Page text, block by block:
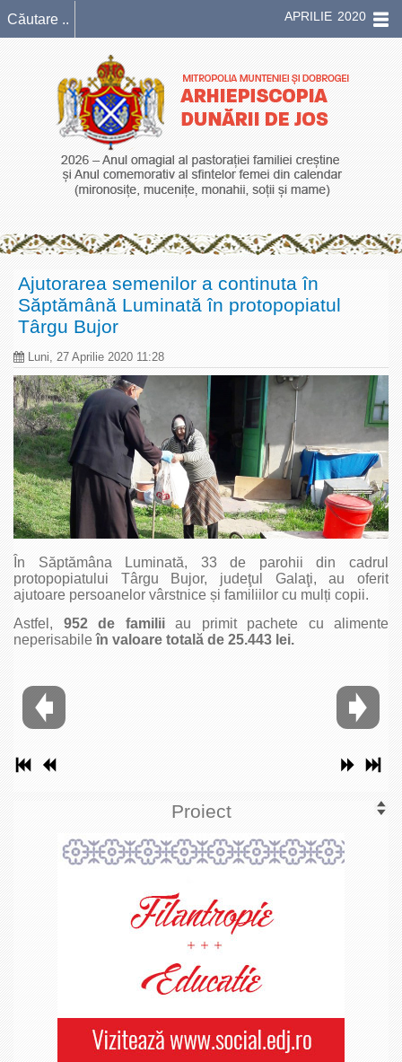
APRILIE 2020
Ajutorarea semenilor a continuta în
Săptămână Luminată în protopopiatul
Târgu Bujor
Luni, 27 Aprilie 2020 11:28
În Săptămâna Luminată, 33 de parohii din cadrul
protopopiatului Târgu Bujor, judeţul Galaţi, au oferit
ajutoare persoanelor vârstnice și familiilor cu mulți copii.
Astfel, 952 de familiiau primit pachete cu alimente
neperisabileîn valoare totală de 25.443 lei.
Proiect